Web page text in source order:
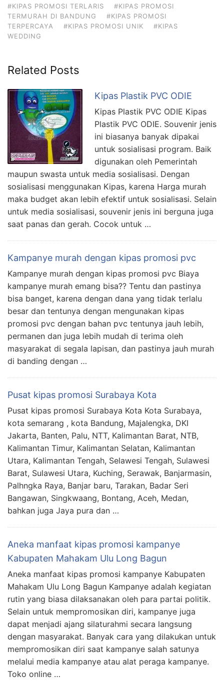
#KIPAS PROMOSI TERLARIS
#KIPAS PROMOSI
TERMURAH DI BANDUNG
#KIPAS PROMOSI
TERPERCAYA
#KIPAS PROMOSI UNIK
#KIPAS
WEDDING
Related Posts
Kipas Plastik PVC ODIE
Kipas Plastik PVC ODIE Kipas
Plastik PVC ODIE. Souvenir jenis
ini biasanya banyak dipakai
untuk sosialisasi program. Baik
digunakan oleh Pemerintah
maupun swasta untuk media sosialisasi. Dengan
sosialisasi menggunakan Kipas, karena Harga murah
maka budget akan lebih efektif untuk sosialisasi. Selain
untuk media sosialisasi, souvenir jenis ini berguna juga
saat panas dan gerah. Cocok untuk …
Kampanye murah dengan kipas promosi pvc
Kampanye murah dengan kipas promosi pvc Biaya
kampanye murah emang bisa?? Tentu dan pastinya
bisa banget, karena dengan dana yang tidak terlalu
besar dan tentunya dengan mengunakan kipas
promosi pvc dengan bahan pvc tentunya jauh lebih,
permanen dan juga lebih mudah di terima oleh
masyarakat di segala lapisan, dan pastinya jauh murah
di banding dengan …
Pusat kipas promosi Surabaya Kota
Pusat kipas promosi Surabaya Kota Kota Surabaya,
kota semarang , kota Bandung, Majalengka, DKI
Jakarta, Banten, Palu, NTT, Kalimantan Barat, NTB,
Kalimantan Timur, Kalimantan Selatan, Kalimantan
Utara, Kalimantan Tengah, Selawesi Tengah, Sulawesi
Barat, Sulawesi Utara, Kuching, Serawak, Banjarmasin,
Palhngka Raya, Banjar baru, Tarakan, Badar Seri
Bangawan, Singkwaang, Bontang, Aceh, Medan,
bahkan juga Jaya pura dan …
Aneka manfaat kipas promosi kampanye
Kabupaten Mahakam Ulu Long Bagun
Aneka manfaat kipas promosi kampanye Kabupaten
Mahakam Ulu Long Bagun Kampanye adalah kegiatan
rutin yang biasa dilaksanakan oleh para partai politik.
Selain untuk mempromosikan diri, kampanye juga
dapat menjadi ajang silaturahmi secara langsung
dengan masyarakat. Banyak cara yang dilakukan untuk
mempromosikan diri saat kampanye salah satunya
melalui media kampanye atau alat peraga kampanye.
Toko online …